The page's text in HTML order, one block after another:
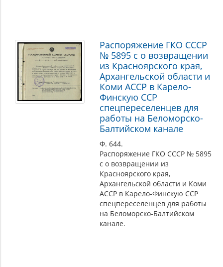
Распоряжение ГКО СССР
№ 5895 с о возвращении
из Красноярского края,
Архангельской области и
Коми АССР в Карело-
Финскую ССР
спецпереселенцев для
работы на Беломорско-
Балтийском канале
Ф. 644.
Распоряжение ГКО СССР № 5895
с о возвращении из
Красноярского края,
Архангельской области и Коми
АССР в Карело-Финскую ССР
спецпереселенцев для работы
на Беломорско-Балтийском
канале.